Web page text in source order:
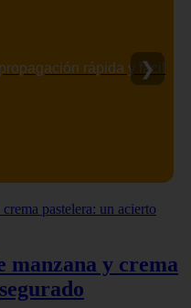
rápida y fácil
❯
manzana y crema